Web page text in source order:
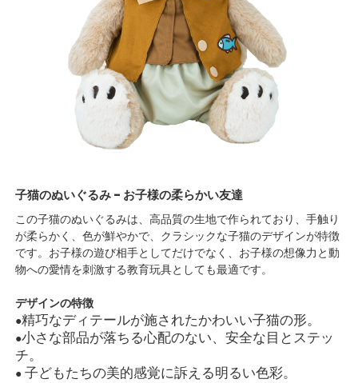
子猫のぬいぐるみ - お子様の柔らかい友達
この子猫のぬいぐるみは、高品質の生地で作られており、手触り
が柔らかく、色が鮮やかで、クラシックな子猫のデザインが特徴
です。お子様の遊び相手としてだけでなく、お子様の想像力と動
物への愛情を刺激する教育玩具としても最適です。
デザインの特徴
●精巧なディテールが施されたかわいい子猫の形。
●小さな部品が落ちる心配のない、安全な目とステッ
チ。
●子どもたちの美的感覚に訴える明るい色彩。